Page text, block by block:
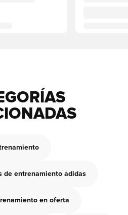
de entrenamiento adidas
en oferta